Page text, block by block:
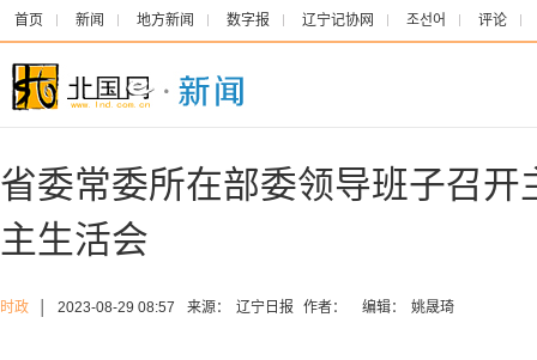
首页 新闻 地方新闻 数字报 辽宁记协网 조선어 评论
省委常委所在部委领导班子召开
主生活会
时政 2023-08-29 08:57 来源： 辽宁日报 作者： 编辑： 姚晟琦